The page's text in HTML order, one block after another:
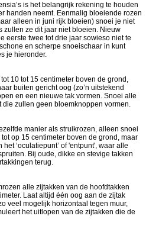
is het belangrijk rekening te houden
handen neemt. Eenmalig bloeiende rozen
alleen in juni rijk bloeien) snoei je niet
zullen ze dit jaar niet bloeien. Nieuw
eerste twee tot drie jaar sowieso niet te
en scherpe snoeischaar in kunt
je hieronder.
10 tot 15 centimeter boven de grond,
buiten gericht oog (zo’n uitstekend
en een nieuwe tak vormen. Snoei alle
die zullen geen bloemknoppen vormen.
manier als struikrozen, alleen snoei
op 15 centimeter boven de grond, maar
‘oculatiepunt’ of 'entpunt', waar alle
Bij oude, dikke en stevige takken
terug.
alle zijtakken van de hoofdtakken
Laat altijd één oog aan de zijtak
veel mogelijk horizontaal tegen muur,
het uitlopen van de zijtakken die de